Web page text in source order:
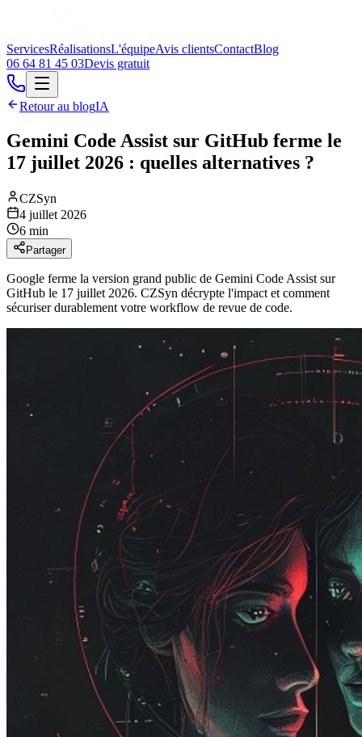
ServicesRéalisationsL'équipeAvis clientsContactBlog
06 64 81 45 03Devis gratuit
Retour au blogIA
Gemini Code Assist sur GitHub ferme le
17 juillet 2026 : quelles alternatives ?
CZSyn
4 juillet 2026
6 min
Partager
Google ferme la version grand public de Gemini Code Assist sur
GitHub le 17 juillet 2026. CZSyn décrypte l'impact et comment
sécuriser durablement votre workflow de revue de code.